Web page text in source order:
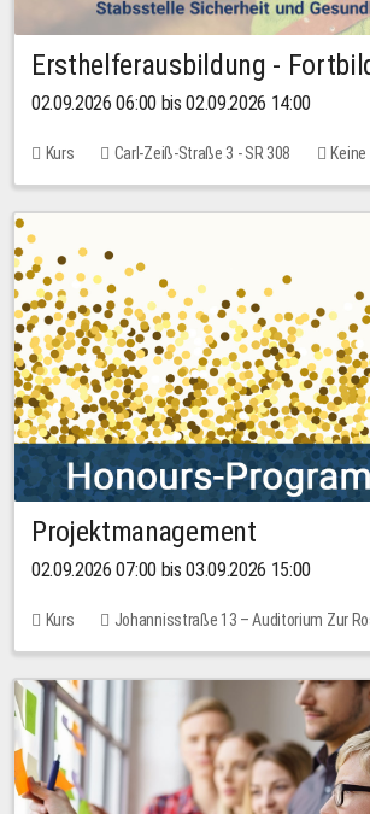
Ersthelferausbildung -
02.09.2026 06:00 bis 02.09.2026 14:00
Kurs Carl-Zeiß-Straße 3 - SR 308
Projektmanagement
02.09.2026 07:00 bis 03.09.2026 15:00
Kurs Johannisstraße 13 – Auditorium Zur